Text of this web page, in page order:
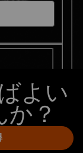
よい
？